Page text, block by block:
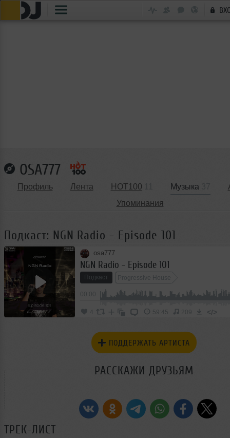
OSA777
Профиль Лента HOT100 Музыка
Упоминания
Подкаст: NGN Radio - Episode 101
osa777
NGN Radio - Episode 101
Подкаст Progressive House
59:45 209 </>
ПОДДЕРЖАТЬ АРТИСТА
РАССКАЖИ ДРУЗЬЯМ
ТРЕК-ЛИСТ